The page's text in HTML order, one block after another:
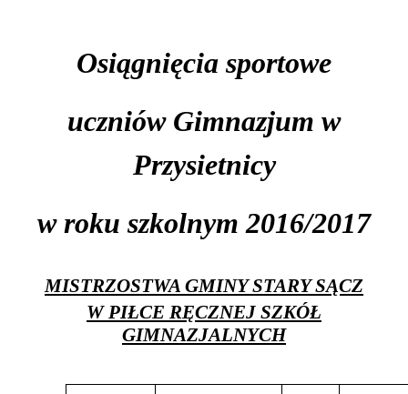
Osiągnięcia sportowe
uczniów Gimnazjum w
Przysietnicy
w roku szkolnym 2016/2017
MISTRZOSTWA GMINY STARY SĄCZ
W PIŁCE RĘCZNEJ SZKÓŁ
GIMNAZJALNYCH